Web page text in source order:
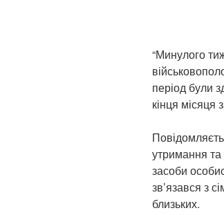
“Минулого
період були
кінця місяця
утримання
засоби
зв’язався з
близьких.